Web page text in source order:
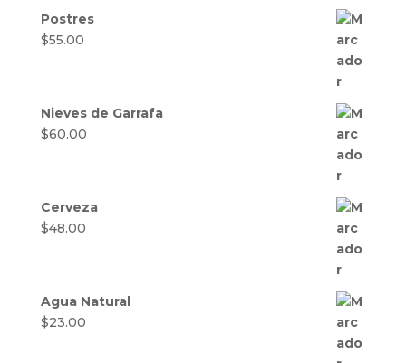
Postres
$55.00
Nieves de Garrafa
$60.00
Cerveza
$48.00
Agua Natural
$23.00